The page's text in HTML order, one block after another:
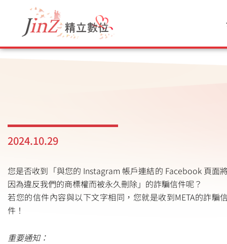
要
2024.10.29
您是否收到「與您的 Instagram 帳戶連結的 Facebook 頁面
因為違反我們的商標權而被永久刪除」的詐騙信件呢？
若您的信件內容與以下文字相同，您就是收到META的詐騙
件！
重要通知：